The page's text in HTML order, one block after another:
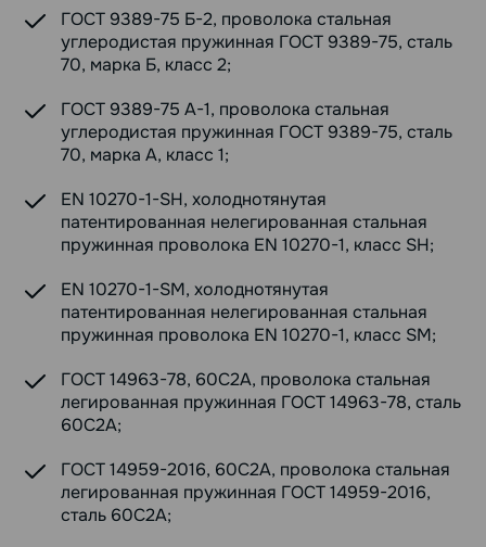
ГОСТ 9389-75 Б-2, проволока стальная
углеродистая пружинная ГОСТ 9389-75, сталь
70, марка Б, класс 2;
ГОСТ 9389-75 А-1, проволока стальная
углеродистая пружинная ГОСТ 9389-75, сталь
70, марка А, класс 1;
EN 10270-1-SH, холоднотянутая
патентированная нелегированная стальная
пружинная проволока EN 10270-1, класс SH;
EN 10270-1-SM, холоднотянутая
патентированная нелегированная стальная
пружинная проволока EN 10270-1, класс SM;
ГОСТ 14963-78, 60С2А, проволока стальная
легированная пружинная ГОСТ 14963-78, сталь
60С2А;
ГОСТ 14959-2016, 60С2А, проволока стальная
легированная пружинная ГОСТ 14959-2016,
сталь 60С2А;